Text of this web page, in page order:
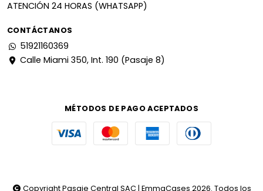
ATENCIÓN 24 HORAS (WHATSAPP)
CONTÁCTANOS
51921160369
Calle Miami 350, Int. 190 (Pasaje 8)
MÉTODOS DE PAGO ACEPTADOS
Copyright Pasaje Central SAC | EmmaCases 2026. Todos los